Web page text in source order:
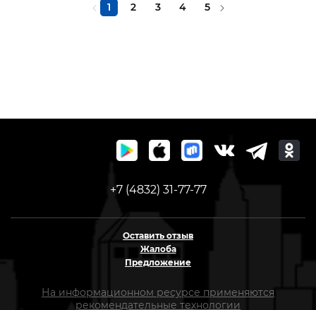
1 2 3 4 5
+7 (4832) 31-77-77
Оставить отзыв
Жалоба
Предложение
На информационном ресурсе применяются
рекомендательные технологии